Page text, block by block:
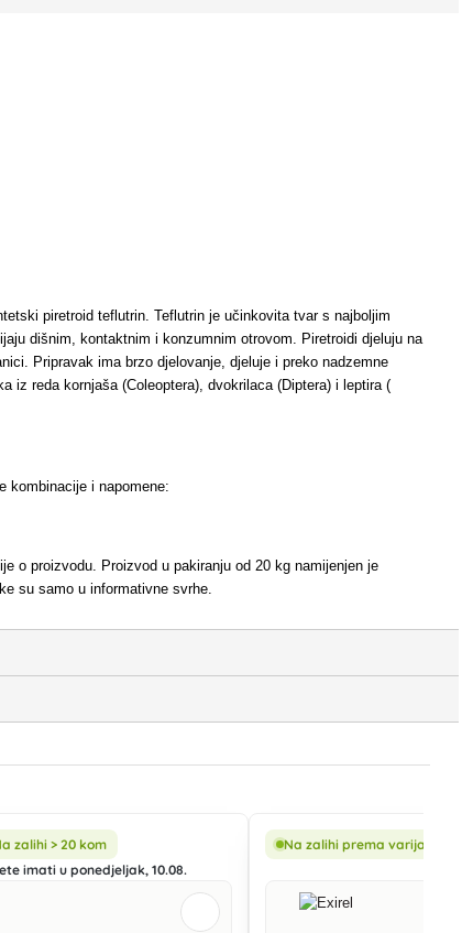
piretroid teflutrin. Teflutrin je učinkovita tvar s najboljim
dišnim, kontaktnim i konzumnim otrovom. Piretroidi djeluju na
Pripravak ima brzo djelovanje, djeluje i preko nadzemne
iz reda kornjaša (Coleoptera), dvokrilaca (Diptera) i leptira (
kombinacije i napomene:
o proizvodu. Proizvod u pakiranju od 20 kg namijenjen je
su samo u informativne svrhe.
zalihi > 20 kom
imati u ponedjeljak, 10.08.
Na zalihi prema varijanti